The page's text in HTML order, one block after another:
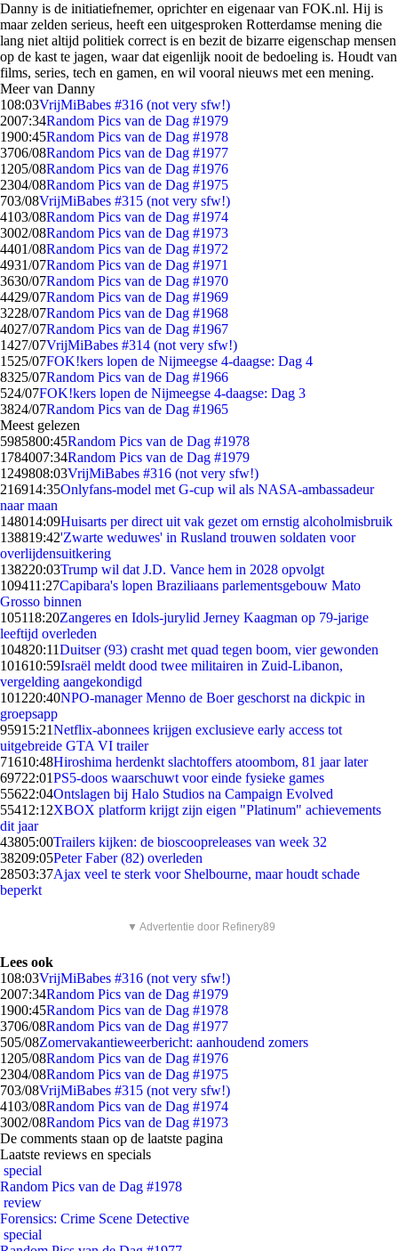
Danny is de initiatiefnemer, oprichter en eigenaar van FOK.nl. Hij is
maar zelden serieus, heeft een uitgesproken Rotterdamse mening die
lang niet altijd politiek correct is en bezit de bizarre eigenschap mensen
op de kast te jagen, waar dat eigenlijk nooit de bedoeling is. Houdt van
films, series, tech en gamen, en wil vooral nieuws met een mening.
Meer van Danny
108:03VrijMiBabes #316 (not very sfw!)
2007:34Random Pics van de Dag #1979
1900:45Random Pics van de Dag #1978
3706/08Random Pics van de Dag #1977
1205/08Random Pics van de Dag #1976
2304/08Random Pics van de Dag #1975
703/08VrijMiBabes #315 (not very sfw!)
4103/08Random Pics van de Dag #1974
3002/08Random Pics van de Dag #1973
4401/08Random Pics van de Dag #1972
4931/07Random Pics van de Dag #1971
3630/07Random Pics van de Dag #1970
4429/07Random Pics van de Dag #1969
3228/07Random Pics van de Dag #1968
4027/07Random Pics van de Dag #1967
1427/07VrijMiBabes #314 (not very sfw!)
1525/07FOK!kers lopen de Nijmeegse 4-daagse: Dag 4
8325/07Random Pics van de Dag #1966
524/07FOK!kers lopen de Nijmeegse 4-daagse: Dag 3
3824/07Random Pics van de Dag #1965
Meest gelezen
5985800:45Random Pics van de Dag #1978
1784007:34Random Pics van de Dag #1979
1249808:03VrijMiBabes #316 (not very sfw!)
216914:35Onlyfans-model met G-cup wil als NASA-ambassadeur
naar maan
148014:09Huisarts per direct uit vak gezet om ernstig alcoholmisbruik
138819:42'Zwarte weduwes' in Rusland trouwen soldaten voor
overlijdensuitkering
138220:03Trump wil dat J.D. Vance hem in 2028 opvolgt
109411:27Capibara's lopen Braziliaans parlementsgebouw Mato
Grosso binnen
105118:20Zangeres en Idols-jurylid Jerney Kaagman op 79-jarige
leeftijd overleden
104820:11Duitser (93) crasht met quad tegen boom, vier gewonden
101610:59Israël meldt dood twee militairen in Zuid-Libanon,
vergelding aangekondigd
101220:40NPO-manager Menno de Boer geschorst na dickpic in
groepsapp
95915:21Netflix-abonnees krijgen exclusieve early access tot
uitgebreide GTA VI trailer
71610:48Hiroshima herdenkt slachtoffers atoombom, 81 jaar later
69722:01PS5-doos waarschuwt voor einde fysieke games
55622:04Ontslagen bij Halo Studios na Campaign Evolved
55412:12XBOX platform krijgt zijn eigen "Platinum" achievements
dit jaar
43805:00Trailers kijken: de bioscoopreleases van week 32
38209:05Peter Faber (82) overleden
28503:37Ajax veel te sterk voor Shelbourne, maar houdt schade
beperkt
▼ Advertentie door Refinery89
Lees ook
108:03VrijMiBabes #316 (not very sfw!)
2007:34Random Pics van de Dag #1979
1900:45Random Pics van de Dag #1978
3706/08Random Pics van de Dag #1977
505/08Zomervakantieweerbericht: aanhoudend zomers
1205/08Random Pics van de Dag #1976
2304/08Random Pics van de Dag #1975
703/08VrijMiBabes #315 (not very sfw!)
4103/08Random Pics van de Dag #1974
3002/08Random Pics van de Dag #1973
De comments staan op de laatste pagina
Laatste reviews en specials
special
Random Pics van de Dag #1978
review
Forensics: Crime Scene Detective
special